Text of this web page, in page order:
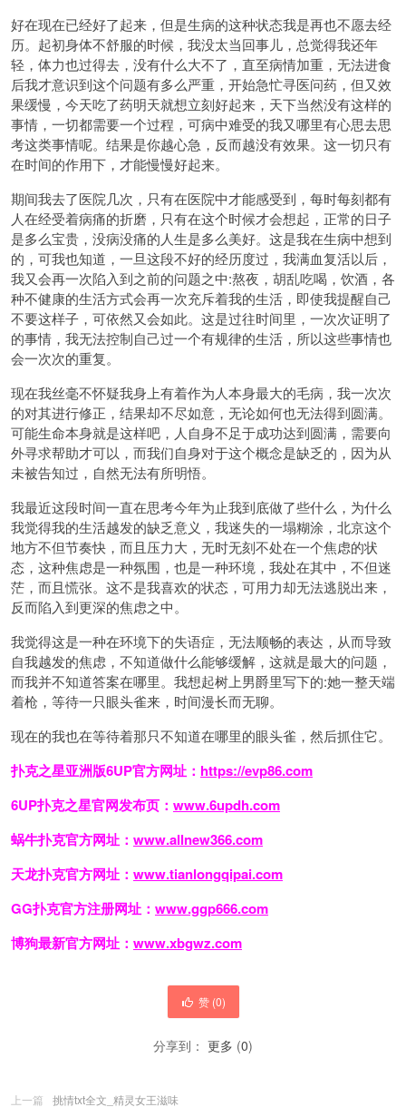
好在现在已经好了起来，但是生病的这种状态我是再也不愿去经
历。起初身体不舒服的时候，我没太当回事儿，总觉得我还年
轻，体力也过得去，没有什么大不了，直至病情加重，无法进食
后我才意识到这个问题有多么严重，开始急忙寻医问药，但又效
果缓慢，今天吃了药明天就想立刻好起来，天下当然没有这样的
事情，一切都需要一个过程，可病中难受的我又哪里有心思去思
考这类事情呢。结果是你越心急，反而越没有效果。这一切只有
在时间的作用下，才能慢慢好起来。
期间我去了医院几次，只有在医院中才能感受到，每时每刻都有
人在经受着病痛的折磨，只有在这个时候才会想起，正常的日子
是多么宝贵，没病没痛的人生是多么美好。这是我在生病中想到
的，可我也知道，一旦这段不好的经历度过，我满血复活以后，
我又会再一次陷入到之前的问题之中:熬夜，胡乱吃喝，饮酒，各
种不健康的生活方式会再一次充斥着我的生活，即使我提醒自己
不要这样子，可依然又会如此。这是过往时间里，一次次证明了
的事情，我无法控制自己过一个有规律的生活，所以这些事情也
会一次次的重复。
现在我丝毫不怀疑我身上有着作为人本身最大的毛病，我一次次
的对其进行修正，结果却不尽如意，无论如何也无法得到圆满。
可能生命本身就是这样吧，人自身不足于成功达到圆满，需要向
外寻求帮助才可以，而我们自身对于这个概念是缺乏的，因为从
未被告知过，自然无法有所明悟。
我最近这段时间一直在思考今年为止我到底做了些什么，为什么
我觉得我的生活越发的缺乏意义，我迷失的一塌糊涂，北京这个
地方不但节奏快，而且压力大，无时无刻不处在一个焦虑的状
态，这种焦虑是一种氛围，也是一种环境，我处在其中，不但迷
茫，而且慌张。这不是我喜欢的状态，可用力却无法逃脱出来，
反而陷入到更深的焦虑之中。
我觉得这是一种在环境下的失语症，无法顺畅的表达，从而导致
自我越发的焦虑，不知道做什么能够缓解，这就是最大的问题，
而我并不知道答案在哪里。我想起树上男爵里写下的:她一整天端
着枪，等待一只眼头雀来，时间漫长而无聊。
现在的我也在等待着那只不知道在哪里的眼头雀，然后抓住它。
扑克之星亚洲版6UP官方网址： https://evp86.com
6UP扑克之星官网发布页： www.6updh.com
蜗牛扑克官方网址： www.allnew366.com
天龙扑克官方网址： www.tianlongqipai.com
GG扑克官方注册网址： www.ggp666.com
博狗最新官方网址： www.xbgwz.com
赞 (0)
分享到： 更多 (0)
上一篇
挑情txt全文_精灵女王滋味